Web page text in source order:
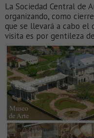
La Sociedad Central de
organizando, como
que se llevará a cabo el
visita es por gentileza